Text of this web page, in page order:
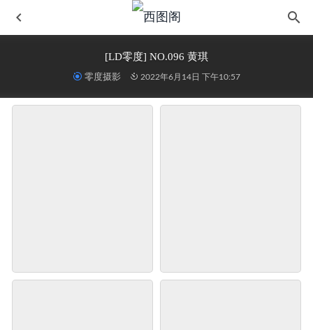
[LD零度] NO.096 黄琪
零度摄影 2022年6月14日 下午10:57
[XIAOYU语画界] 2019.11.04 Vol.185 何嘉颖 2023-08-26